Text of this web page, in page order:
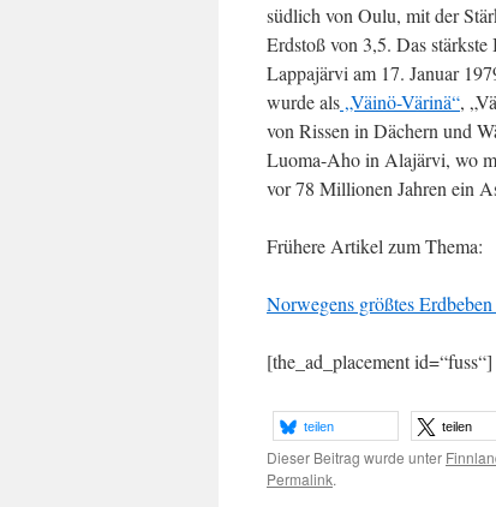
südlich von Oulu, mit der
Erdstoß von 3,5. Das
Lappajärvi am 17. Januar
wurde als „Väinö-Värinä“,
von Rissen in Dächern und
Luoma-Aho in Alajärvi, wo
vor 78 Millionen Jahren ein
Frühere Artikel zum Thema:
Norwegens größtes
[the_ad_placement id=“fuss“]
teilen teilen
Dieser Beitrag wurde unter
Permalink.